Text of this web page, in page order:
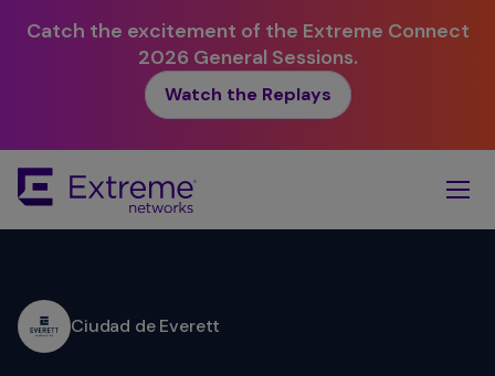
Catch the excitement of the Extreme Connect
2026 General Sessions.
Watch the Replays
Main
Content
Ciudad de Everett